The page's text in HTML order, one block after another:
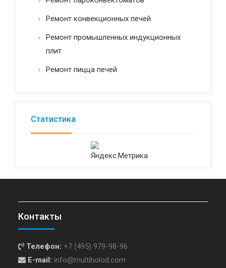
Ремонт конвекционных печей
Ремонт промышленных индукционных
плит
Ремонт пицца печей
Статистика
Контакты
Телефон: +7 (495) 979-98-96
E-mail: info@multiholod.com